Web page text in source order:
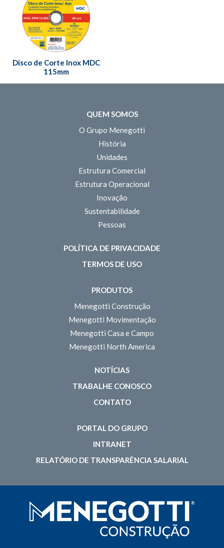
Disco de Corte Inox MDC
115mm
QUEM SOMOS
O Grupo Menegotti
História
Unidades
Estrutura Comercial
Estrutura Operacional
Inovação
Sustentabilidade
Pessoas
POLÍTICA DE PRIVACIDADE
TERMOS DE USO
PRODUTOS
Menegotti Construção
Menegotti Movimentação
Menegotti Casa e Campo
Menegotti North America
NOTÍCIAS
TRABALHE CONOSCO
CONTATO
PORTAL DO GRUPO
INTRANET
RELATÓRIO DE TRANSPARÊNCIA SALARIAL